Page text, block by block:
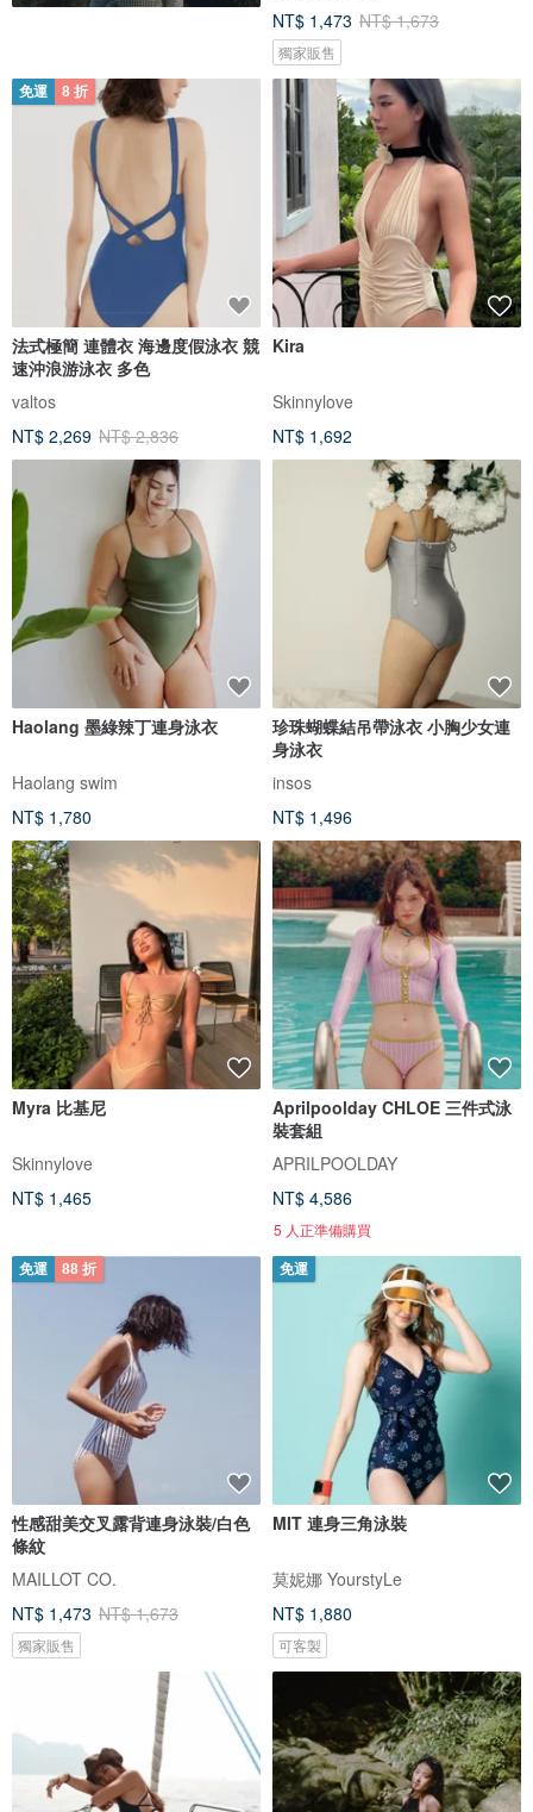
NT$ 1,473 NT$ 1,673
獨家販售
免運 8 折
法式極簡 連體衣 海邊度假泳衣 競
速沖浪游泳衣 多色
valtos
NT$ 2,269 NT$ 2,836
Kira
Skinnylove
NT$ 1,692
Haolang 墨綠辣丁連身泳衣
Haolang swim
NT$ 1,780
珍珠蝴蝶結吊帶泳衣 小胸少女連
身泳衣
insos
NT$ 1,496
Myra 比基尼
Skinnylove
NT$ 1,465
Aprilpoolday CHLOE 三件式泳
裝套組
APRILPOOLDAY
NT$ 4,586
5 人正準備購買
免運 88 折
性感甜美交叉露背連身泳裝/白色
條紋
MAILLOT CO.
NT$ 1,473 NT$ 1,673
獨家販售
免運
MIT 連身三角泳裝
莫妮娜 YourstyLe
NT$ 1,880
可客製